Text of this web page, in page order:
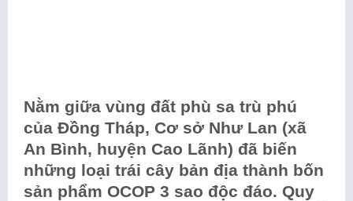
Nằm giữa vùng đất phù sa trù phú
của Đồng Tháp, Cơ sở Như Lan (xã
An Bình, huyện Cao Lãnh) đã biến
những loại trái cây bản địa thành bốn
sản phẩm OCOP 3 sao độc đáo. Quy